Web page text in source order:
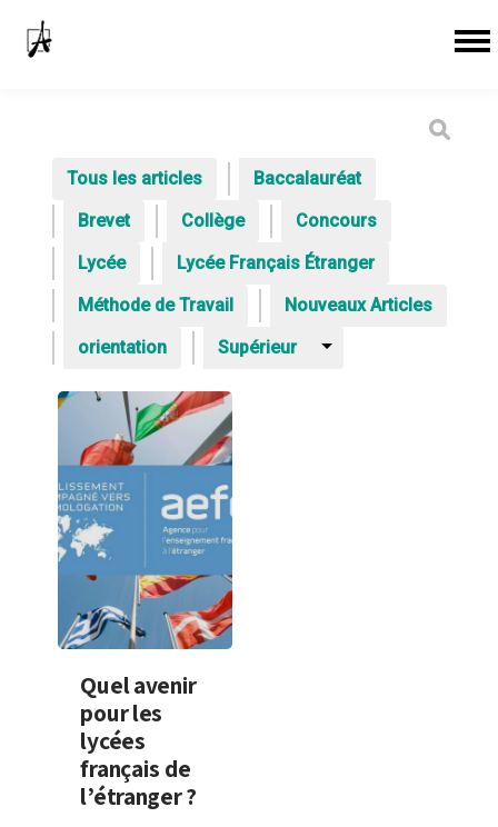
Tous les articles
Baccalauréat
Brevet
Collège
Concours
Lycée
Lycée Français Étranger
Méthode de Travail
Nouveaux Articles
orientation
Supérieur
Quel avenir
pour les
lycées
français de
l’étranger ?